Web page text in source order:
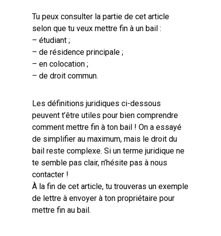
Tu peux consulter la partie de cet article
selon que tu veux mettre fin à un bail :
– étudiant ;
– de résidence principale ;
– en colocation ;
– de droit commun.
Les définitions juridiques ci-dessous
peuvent t’être utiles pour bien comprendre
comment mettre fin à ton bail ! On a essayé
de simplifier au maximum, mais le droit du
bail reste complexe. Si un terme juridique ne
te semble pas clair, n’hésite pas à nous
contacter !
À la fin de cet article, tu trouveras un exemple
de lettre à envoyer à ton propriétaire pour
mettre fin au bail.